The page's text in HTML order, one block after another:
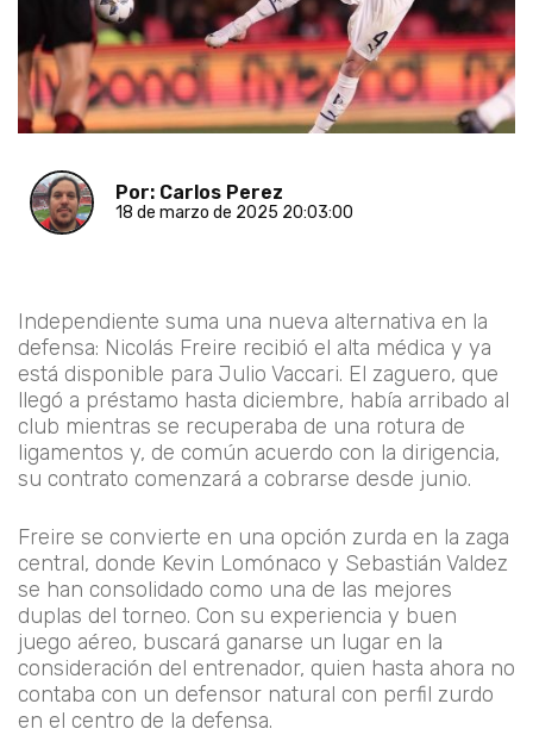
Por: Carlos Perez
18 de marzo de 2025 20:03:00
Independiente suma una nueva alternativa en la
defensa: Nicolás Freire recibió el alta médica y ya
está disponible para Julio Vaccari. El zaguero, que
llegó a préstamo hasta diciembre, había arribado al
club mientras se recuperaba de una rotura de
ligamentos y, de común acuerdo con la dirigencia,
su contrato comenzará a cobrarse desde junio.
Freire se convierte en una opción zurda en la zaga
central, donde Kevin Lomónaco y Sebastián Valdez
se han consolidado como una de las mejores
duplas del torneo. Con su experiencia y buen
juego aéreo, buscará ganarse un lugar en la
consideración del entrenador, quien hasta ahora no
contaba con un defensor natural con perfil zurdo
en el centro de la defensa.